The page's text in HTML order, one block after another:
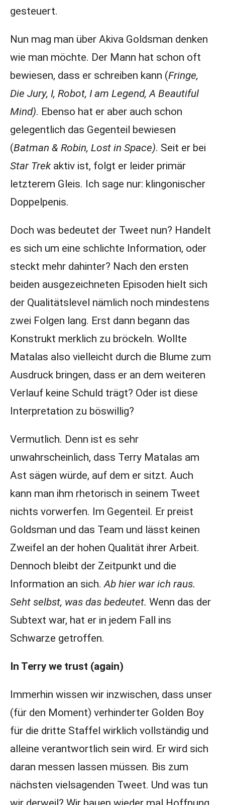
gesteuert.
Nun mag man über Akiva Goldsman denken
wie man möchte. Der Mann hat schon oft
bewiesen, dass er schreiben kann (Fringe,
Die Jury, I, Robot, I am Legend, A Beautiful
Mind). Ebenso hat er aber auch schon
gelegentlich das Gegenteil bewiesen
(Batman & Robin, Lost in Space). Seit er bei
Star Trekaktiv ist, folgt er leider primär
letzterem Gleis. Ich sage nur: klingonischer
Doppelpenis.
Doch was bedeutet der Tweet nun? Handelt
es sich um eine schlichte Information, oder
steckt mehr dahinter? Nach den ersten
beiden ausgezeichneten Episoden hielt sich
der Qualitätslevel nämlich noch mindestens
zwei Folgen lang. Erst dann begann das
Konstrukt merklich zu bröckeln. Wollte
Matalas also vielleicht durch die Blume zum
Ausdruck bringen, dass er an dem weiteren
Verlauf keine Schuld trägt? Oder ist diese
Interpretation zu böswillig?
Vermutlich. Denn ist es sehr
unwahrscheinlich, dass Terry Matalas am
Ast sägen würde, auf dem er sitzt. Auch
kann man ihm rhetorisch in seinem Tweet
nichts vorwerfen. Im Gegenteil. Er preist
Goldsman und das Team und lässt keinen
Zweifel an der hohen Qualität ihrer Arbeit.
Dennoch bleibt der Zeitpunkt und die
Information an sich.Ab hier war ich raus.
Seht selbst, was das bedeutet. Wenn das der
Subtext war, hat er in jedem Fall ins
Schwarze getroffen.
In Terry we trust (again)
Immerhin wissen wir inzwischen, dass unser
(für den Moment) verhinderter Golden Boy
für die dritte Staffel wirklich vollständig und
alleine verantwortlich sein wird. Er wird sich
daran messen lassen müssen. Bis zum
nächsten vielsagenden Tweet. Und was tun